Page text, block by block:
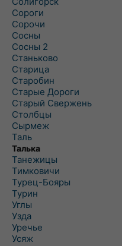
Сороги
Сорочи
Сосны
Сосны 2
Станьково
Старица
Старобин
Старые Дороги
Старый Свержень
Столбцы
Сырмеж
Таль
Талька
Танежицы
Тимковичи
Турец-Бояры
Турин
Углы
Узда
Уречье
Усяж